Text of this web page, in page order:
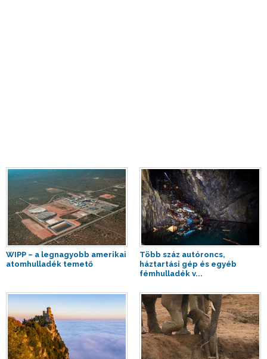
WIPP – a legnagyobb amerikai
atomhulladék temető
Több száz autóroncs,
háztartási gép és egyéb
fémhulladék v...